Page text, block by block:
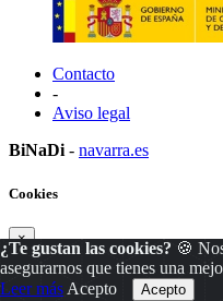
Contacto
-
Aviso legal
BiNaDi - navarra.es
¿Te gustan las cookies? 🍪
asegurarnos que tienes una
Leer más Acepto
Cookies
×